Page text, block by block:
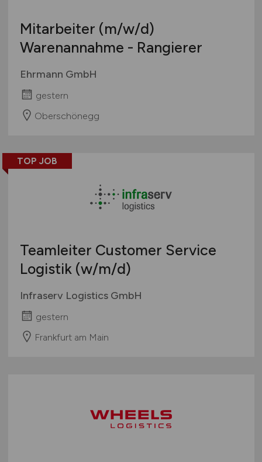
Mitarbeiter (m/w/d)
Warenannahme - Rangierer
Ehrmann GmbH
gestern
Oberschönegg
TOP JOB
Teamleiter Customer Service
Logistik (w/m/d)
Infraserv Logistics GmbH
gestern
Frankfurt am Main